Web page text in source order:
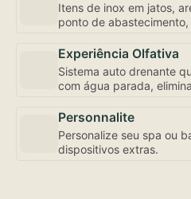
Itens de inox em jatos,
ponto de
Experiência Olfativa
Sistema auto drenante
com água parada,
Personnalite
Personalize seu spa ou
dispositivos extras.